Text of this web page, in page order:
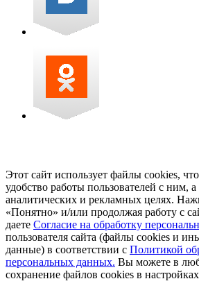
Этот сайт использует файлы cookies,
удобство работы пользователей с ним,
аналитических и рекламных целях.
«Понятно» и/или продолжая работу с
даете Согласие на обработку
пользователя сайта (файлы cookies и
данные) в соответствии с Политикой
персональных данных. Вы можете в
сохранение файлов cookies в настройках